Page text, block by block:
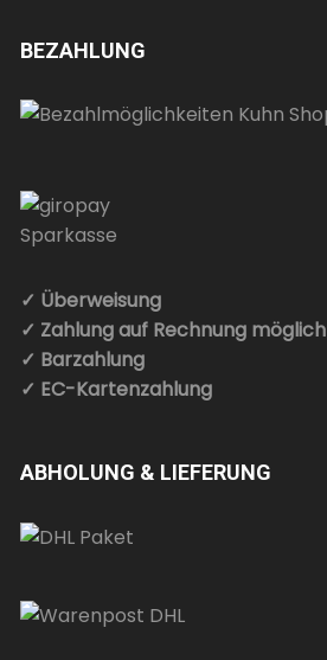
BEZAHLUNG
✓ Überweisung
✓ Zahlung auf Rechnung möglich
✓ Barzahlung
✓ EC-Kartenzahlung
ABHOLUNG & LIEFERUNG